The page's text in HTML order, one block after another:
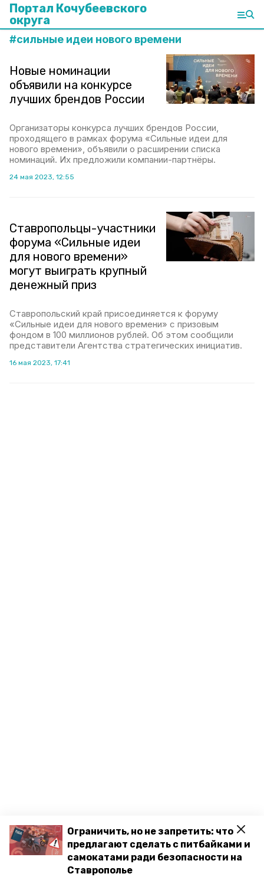
Ограничить, но не запретить: что
предлагают сделать с питбайками и
самокатами ради безопасности на
Ставрополье
Портал Кочубеевского
округа
#сильные идеи нового времени
Новые номинации
объявили на конкурсе
лучших брендов России
Организаторы конкурса лучших брендов России,
проходящего в рамках форума «Сильные идеи для
нового времени», объявили о расширении списка
номинаций. Их предложили компании-партнёры.
24 мая 2023, 12:55
Ставропольцы-участники
форума «Сильные идеи
для нового времени»
могут выиграть крупный
денежный приз
Ставропольский край присоединяется к форуму
«Сильные идеи для нового времени» с призовым
фондом в 100 миллионов рублей. Об этом сообщили
представители Агентства стратегических инициатив.
16 мая 2023, 17:41